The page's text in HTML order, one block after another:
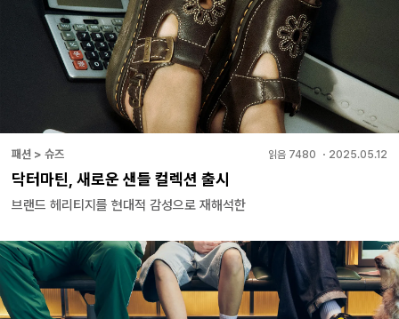
패션 > 슈즈 읽음 7480 ・ 2025.05.12
닥터마틴, 새로운 샌들 컬렉션 출시
브랜드 헤리티지를 현대적 감성으로 재해석한